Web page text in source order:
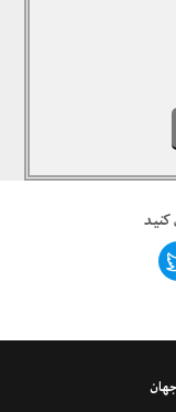
فرهنگ تلاش و کوشش
کنید